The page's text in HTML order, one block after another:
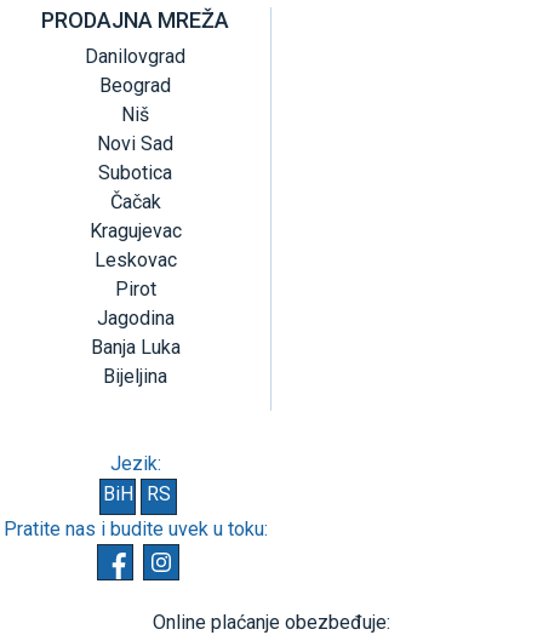
PRODAJNA MREŽA
Danilovgrad
Beograd
Niš
Novi Sad
Subotica
Čačak
Kragujevac
Leskovac
Pirot
Jagodina
Banja Luka
Bijeljina
Jezik:
BiH
RS
Pratite nas i budite uvek u toku:
Online plaćanje obezbeđuje: